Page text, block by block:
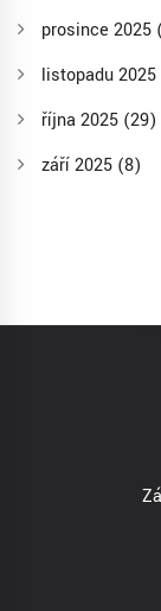
prosince 2025
listopadu 2025
října 2025 (29)
září 2025 (8)